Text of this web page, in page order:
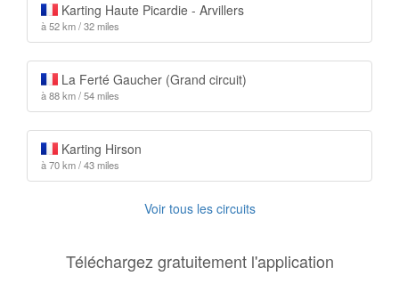
Karting Haute Picardie - Arvillers
à 52 km / 32 miles
La Ferté Gaucher (Grand circuit)
à 88 km / 54 miles
Karting Hirson
à 70 km / 43 miles
Voir tous les circuits
Téléchargez gratuitement l'application